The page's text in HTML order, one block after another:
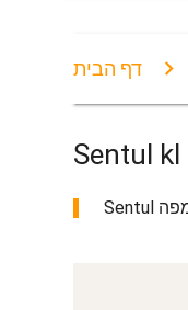
דף הבית